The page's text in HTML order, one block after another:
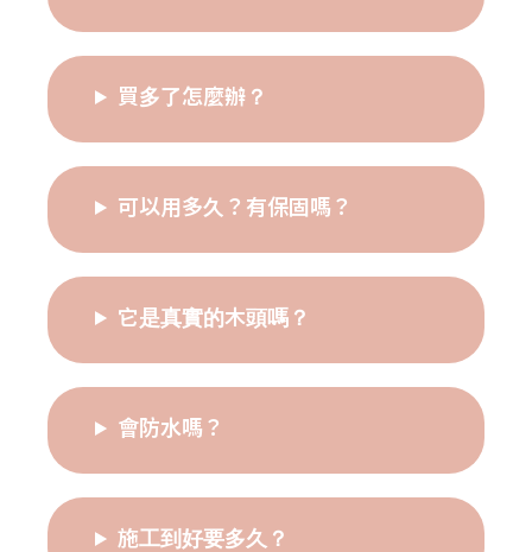
買多了怎麼辦？
可以用多久？有保固嗎？
它是真實的木頭嗎？
會防水嗎？
施工到好要多久？